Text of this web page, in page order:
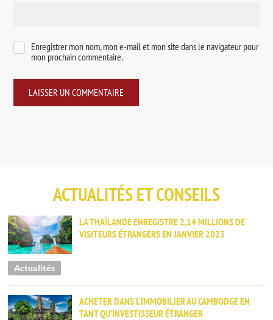
Enregistrer mon nom, mon e-mail et mon site dans le navigateur pour
mon prochain commentaire.
ACTUALITÉS ET CONSEILS
LA THAÏLANDE ENREGISTRE 2,14 MILLIONS DE
VISITEURS ÉTRANGERS EN JANVIER 2023
Actualités
ACHETER DANS L’IMMOBILIER AU CAMBODGE EN
TANT QU’INVESTISSEUR ÉTRANGER